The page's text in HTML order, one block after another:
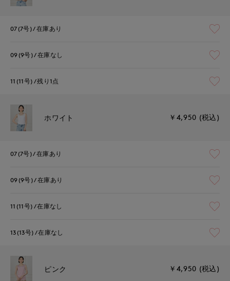
07(7号) 在庫あり
09(9号) 在庫なし
11(11号) 残り1点
ホワイト ￥4,950 (税込)
07(7号) 在庫あり
09(9号) 在庫あり
11(11号) 在庫なし
13(13号) 在庫なし
ピンク ￥4,950 (税込)